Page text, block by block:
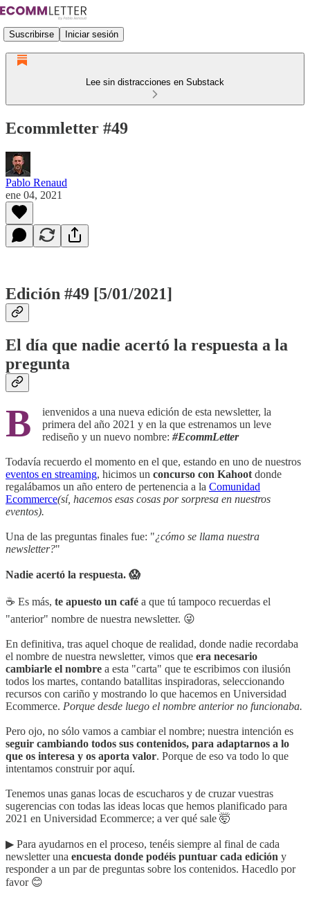
Suscribirse Iniciar sesión
Lee sin distracciones en Substack
Ecommletter #49
Pablo Renaud
ene 04, 2021
Edición #49 [5/01/2021]
El día que nadie acertó la respuesta a la
pregunta
B
ienvenidos a una nueva edición de esta newsletter, la
primera del año 2021 y en la que estrenamos un leve
rediseño y un nuevo nombre: #EcommLetter
Todavía recuerdo el momento en el que, estando en uno de nuestros
eventos en streaming, hicimos un concurso con Kahoot donde
regalábamos un año entero de pertenencia a la Comunidad
Ecommerce(sí, hacemos esas cosas por sorpresa en nuestros
eventos).
Una de las preguntas finales fue: "¿cómo se llama nuestra
newsletter?"
Nadie acertó la respuesta. 😱
☕️ Es más, te apuesto un café a que tú tampoco recuerdas el
"anterior" nombre de nuestra newsletter. 😜
En definitiva, tras aquel choque de realidad, donde nadie recordaba
el nombre de nuestra newsletter, vimos que era necesario
cambiarle el nombre a esta "carta" que te escribimos con ilusión
todos los martes, contando batallitas inspiradoras, seleccionando
recursos con cariño y mostrando lo que hacemos en Universidad
Ecommerce. Porque desde luego el nombre anterior no funcionaba.
Pero ojo, no sólo vamos a cambiar el nombre; nuestra intención es
seguir cambiando todos sus contenidos, para adaptarnos a lo
que os interesa y os aporta valor. Porque de eso va todo lo que
intentamos construir por aquí.
Tenemos unas ganas locas de escucharos y de cruzar vuestras
sugerencias con todas las ideas locas que hemos planificado para
2021 en Universidad Ecommerce; a ver qué sale 🤯
▶︎ Para ayudarnos en el proceso, tenéis siempre al final de cada
newsletter una encuesta donde podéis puntuar cada edición y
responder a un par de preguntas sobre los contenidos. Hacedlo por
favor 😊